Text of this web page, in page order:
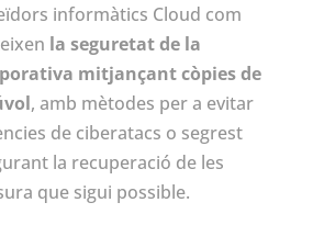
informàtics Cloud com
la seguretat de la
mitjançant còpies de
, amb mètodes per a evitar
de ciberatacs o segrest
la recuperació de les
que sigui possible.